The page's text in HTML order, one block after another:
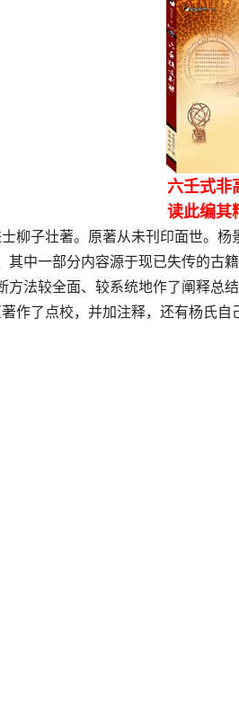
六壬式非
读此编其
柳子壮著。原著从未刊印面世。杨
其中一部分内容源于现已失传的古
方法较全面、较系统地作了阐释总
作了点校，并加注释，还有杨氏自